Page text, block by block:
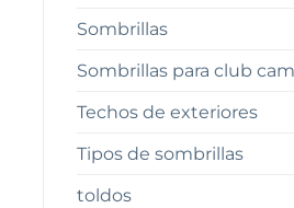
Sombrillas
Sombrillas para club
Techos de exteriores
Tipos de sombrillas
toldos